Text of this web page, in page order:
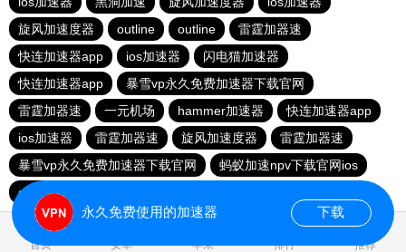
旋风加速度器
outline outline
雷霆加器速
快连加速器app
ios加速器
闪电猫加速器
快连加速器app
暴雪vp永久免费加速器下载官网
雷霆加器速
一元机场 hammer加速器
快连加速器app
ios加速器
雷霆加器速 旋风加速度器
雷霆加器速
暴雪vp永久免费加速器下载官网
蚂蚁加速npv下载官网ios
outline
首页 安卓 苹果 排行 推荐
永久免费使用的加速器 下载
0.103255s